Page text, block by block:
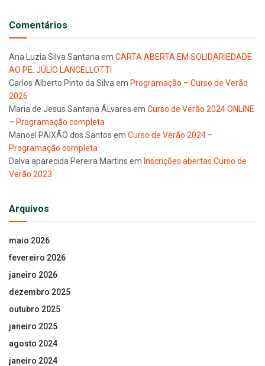
Comentários
Ana Luzia Silva Santana em CARTA ABERTA EM SOLIDARIEDADE
AO PE. JÚLIO LANCELLOTTI
Carlos Alberto Pinto da Silva em Programação – Curso de Verão
2026
Maria de Jesus Santana ÁLvares em Curso de Verão 2024 ONLINE
– Programação completa
Manoel PAIXÃO dos Santos em Curso de Verão 2024 –
Programação completa
Dalva aparecida Pereira Martins em Inscrições abertas Curso de
Verão 2023
Arquivos
maio 2026
fevereiro 2026
janeiro 2026
dezembro 2025
outubro 2025
janeiro 2025
agosto 2024
janeiro 2024